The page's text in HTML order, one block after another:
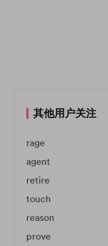
其他用户关注
rage
agent
retire
touch
reason
prove